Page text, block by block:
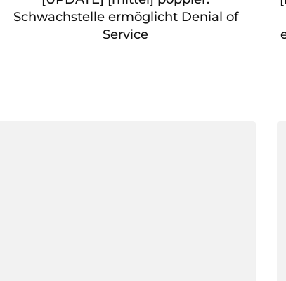
Schwachstelle ermöglicht Denial of
Service